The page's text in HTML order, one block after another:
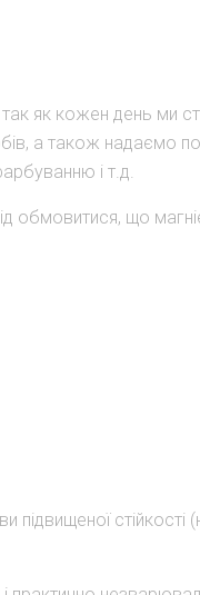
так як кожен день ми
а також надаємо
і т.д.
обмовитися, що
підвищеної